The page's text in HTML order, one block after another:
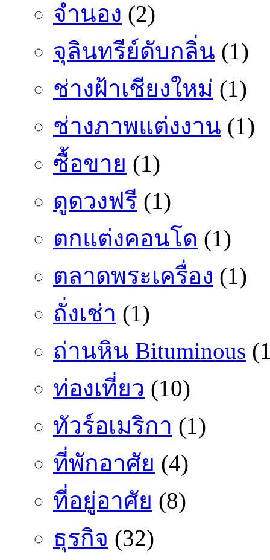
จำนอง (2)
จุลินทรีย์ดับกลิ่น (1)
ช่างฝ้าเชียงใหม่ (1)
ช่างภาพแต่งงาน (1)
ซื้อขาย (1)
ดูดวงฟรี (1)
ตกแต่งคอนโด (1)
ตลาดพระเครื่อง (1)
ถั่งเช่า (1)
ถ่านหิน Bituminous
ท่องเที่ยว (10)
ทัวร์อเมริกา (1)
ที่พักอาศัย (4)
ที่อยู่อาศัย (8)
ธุรกิจ (32)